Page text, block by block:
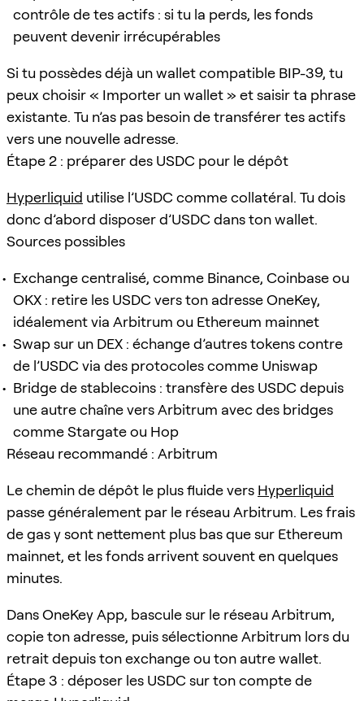
contrôle de tes actifs : si tu la perds, les fonds
peuvent devenir irrécupérables
Si tu possèdes déjà un wallet compatible BIP-39, tu
peux choisir « Importer un wallet » et saisir ta phrase
existante. Tu n’as pas besoin de transférer tes actifs
vers une nouvelle adresse.
Étape 2 : préparer des USDC pour le dépôt
Hyperliquid utilise l’USDC comme collatéral. Tu dois
donc d’abord disposer d’USDC dans ton wallet.
Sources possibles
Exchange centralisé, comme Binance, Coinbase ou
OKX : retire les USDC vers ton adresse OneKey,
idéalement via Arbitrum ou Ethereum mainnet
Swap sur un DEX : échange d’autres tokens contre
de l’USDC via des protocoles comme Uniswap
Bridge de stablecoins : transfère des USDC depuis
une autre chaîne vers Arbitrum avec des bridges
comme Stargate ou Hop
Réseau recommandé : Arbitrum
Le chemin de dépôt le plus fluide vers Hyperliquid
passe généralement par le réseau Arbitrum. Les frais
de gas y sont nettement plus bas que sur Ethereum
mainnet, et les fonds arrivent souvent en quelques
minutes.
Dans OneKey App, bascule sur le réseau Arbitrum,
copie ton adresse, puis sélectionne Arbitrum lors du
retrait depuis ton exchange ou ton autre wallet.
Étape 3 : déposer les USDC sur ton compte de